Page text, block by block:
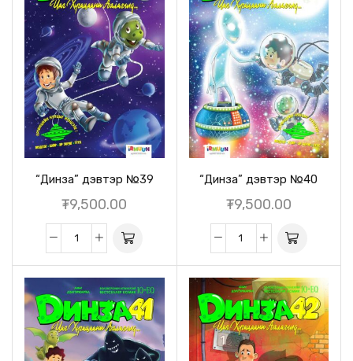
“Динза” дэвтэр №39
₮9,500.00
“Динза” дэвтэр №40
₮9,500.00